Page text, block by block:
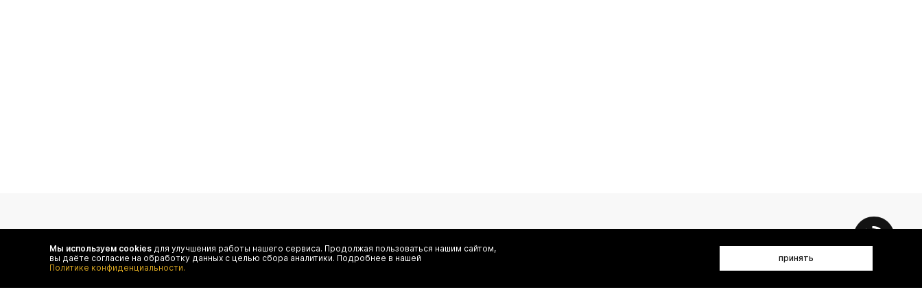
Чтобы в числе первых иметь доступ ко всем акциям
Я даю согласие на сбор, обработку и хранение моих персональных данных (имя, email, телефон) для получения рекламных и
Мы используем cookies для улучшения работы нашего сервиса. Продолжая пользоваться нашим сайтом,
вы даёте согласие на обработку данных с целью сбора аналитики. Подробнее в нашей
Политике конфиденциальности.
принять